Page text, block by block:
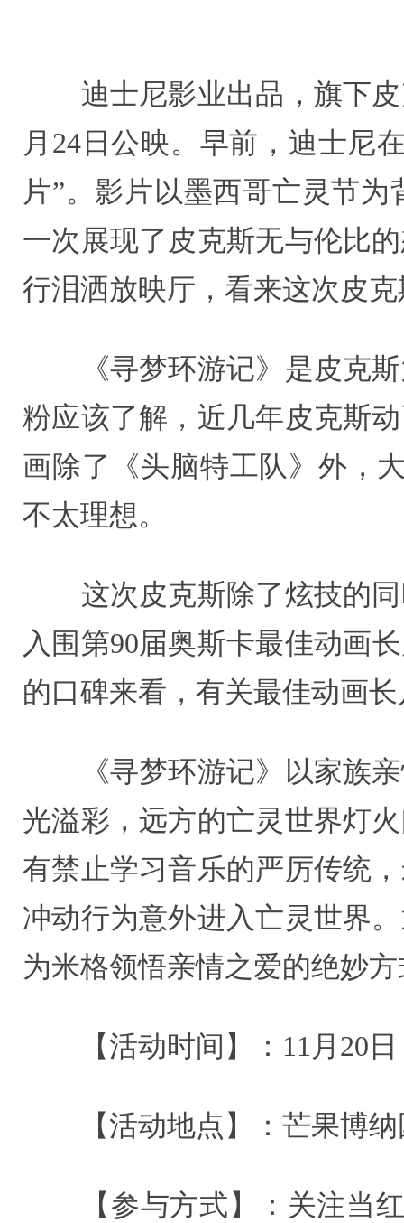
迪士尼影业出品，旗下皮
月24日公映。早前，迪士尼
片”。影片以墨西哥亡灵节
一次展现了皮克斯无与伦比
行泪洒放映厅，看来这次皮
《寻梦环游记》是皮克斯
粉应该了解，近几年皮克斯
画除了《头脑特工队》外，
不太理想。
这次皮克斯除了炫技的同
入围第90届奥斯卡最佳动画
的口碑来看，有关最佳动画
《寻梦环游记》以家族亲
光溢彩，远方的亡灵世界灯
有禁止学习音乐的严厉传统
冲动行为意外进入亡灵世界
为米格领悟亲情之爱的绝妙
【活动时间】：11月20日
【活动地点】：芒果博纳
【参与方式】：关注当红